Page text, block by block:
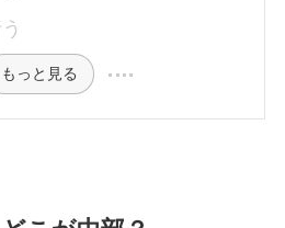
もっと見る